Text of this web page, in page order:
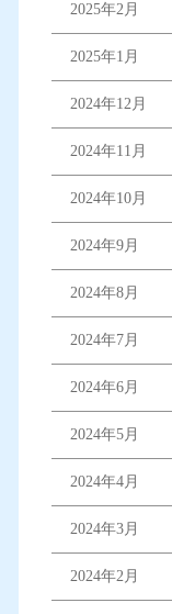
2025年2月
2025年1月
2024年12月
2024年11月
2024年10月
2024年9月
2024年8月
2024年7月
2024年6月
2024年5月
2024年4月
2024年3月
2024年2月